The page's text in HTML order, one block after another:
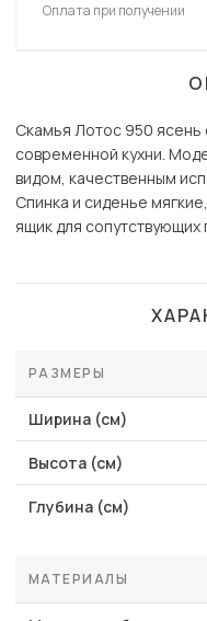
Оплата при получении
Скамья Лотос 950
современной кухни.
видом, качественным
Спинка и сиденье
ящик для сопутствующих
РАЗМЕРЫ
Ширина (см)
Высота (см)
Глубина (см)
МАТЕРИАЛЫ